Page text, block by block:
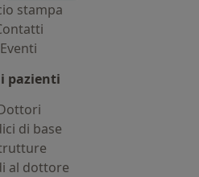
stampa
Eventi
i pazienti
di base
al dottore